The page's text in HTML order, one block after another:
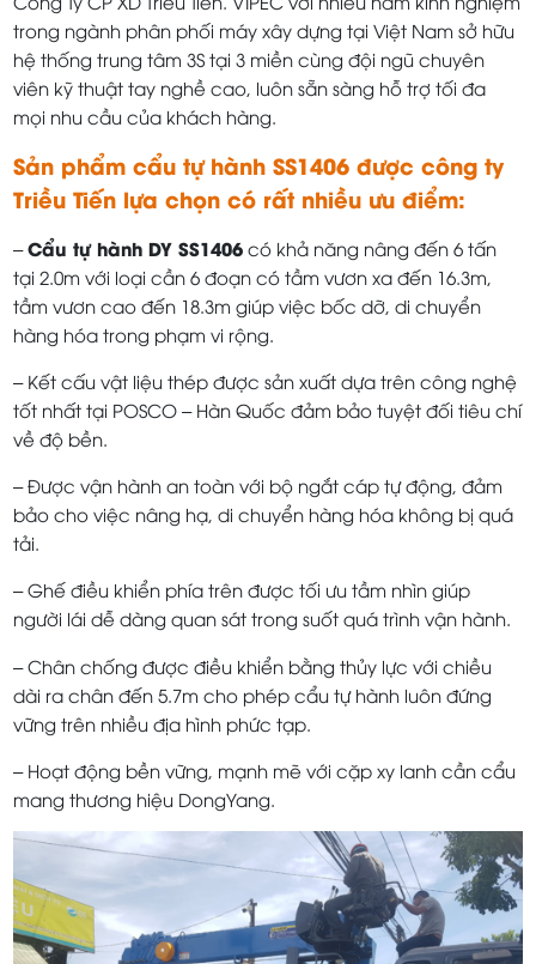
trong ngành phân phối máy xây dựng tại Việt Nam sở hữu
hệ thống trung tâm 3S tại 3 miền cùng đội ngũ chuyên
viên kỹ thuật tay nghề cao, luôn sẵn sàng hỗ trợ tối đa
mọi nhu cầu của khách hàng.
Sản phẩm cẩu tự hành SS1406 được công ty
Triều Tiến lựa chọn có rất nhiều ưu điểm:
–Cẩu tự hành DY SS1406 có khả năng nâng đến 6 tấn
tại 2.0m với loại cần 6 đoạn có tầm vươn xa đến 16.3m,
tầm vươn cao đến 18.3m giúp việc bốc dỡ, di chuyển
hàng hóa trong phạm vi rộng.
– Kết cấu vật liệu thép được sản xuất dựa trên công nghệ
tốt nhất tại POSCO – Hàn Quốc đảm bảo tuyệt đối tiêu chí
về độ bền.
– Được vận hành an toàn với bộ ngắt cáp tự động, đảm
bảo cho việc nâng hạ, di chuyển hàng hóa không bị quá
tải.
– Ghế điều khiển phía trên được tối ưu tầm nhìn giúp
người lái dễ dàng quan sát trong suốt quá trình vận hành.
– Chân chống được điều khiển bằng thủy lực với chiều
dài ra chân đến 5.7m cho phép cẩu tự hành luôn đứng
vững trên nhiều địa hình phức tạp.
– Hoạt động bền vững, mạnh mẽ với cặp xy lanh cần cẩu
mang thương hiệu DongYang.